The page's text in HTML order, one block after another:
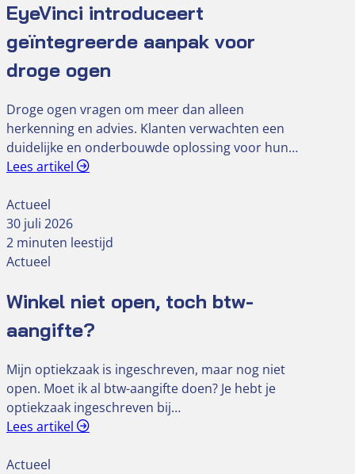
EyeVinci introduceert
geïntegreerde aanpak voor
droge ogen
Droge ogen vragen om meer dan alleen
herkenning en advies. Klanten verwachten een
duidelijke en onderbouwde oplossing voor hun…
Lees artikel
Actueel
30 juli 2026
2 minuten leestijd
Actueel
Winkel niet open, toch btw-
aangifte?
Mijn optiekzaak is ingeschreven, maar nog niet
open. Moet ik al btw-aangifte doen? Je hebt je
optiekzaak ingeschreven bij…
Lees artikel
Actueel